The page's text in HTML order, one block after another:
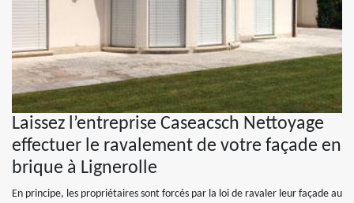
Laissez l’entreprise Caseacsch Nettoyage
effectuer le ravalement de votre façade en
brique à Lignerolle
En principe, les propriétaires sont forcés par la loi de ravaler leur façade au